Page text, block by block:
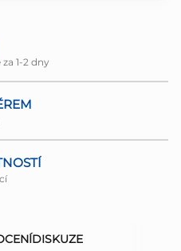
1-2 dny
DISKUZE